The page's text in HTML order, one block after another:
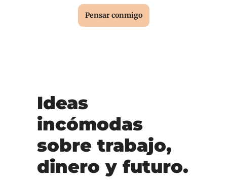
Pensar conmigo
Ideas
incómodas
sobre trabajo,
dinero y futuro.